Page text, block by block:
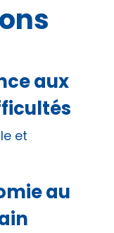
aux
et
au